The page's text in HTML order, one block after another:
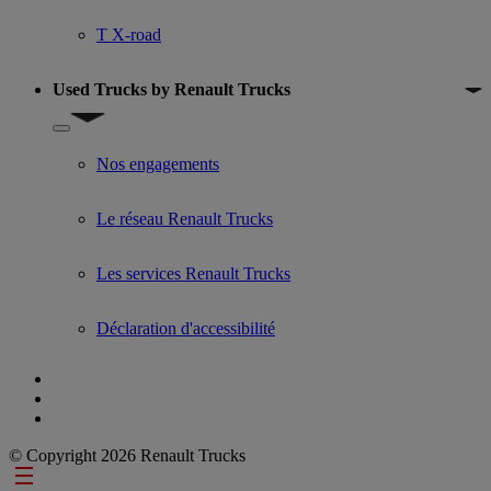
T X-road
Used Trucks by Renault Trucks
Show submenu for Used Trucks by Renault Trucks
Nos engagements
Le réseau Renault Trucks
Les services Renault Trucks
Déclaration d'accessibilité
© Copyright 2026 Renault Trucks
Footer links